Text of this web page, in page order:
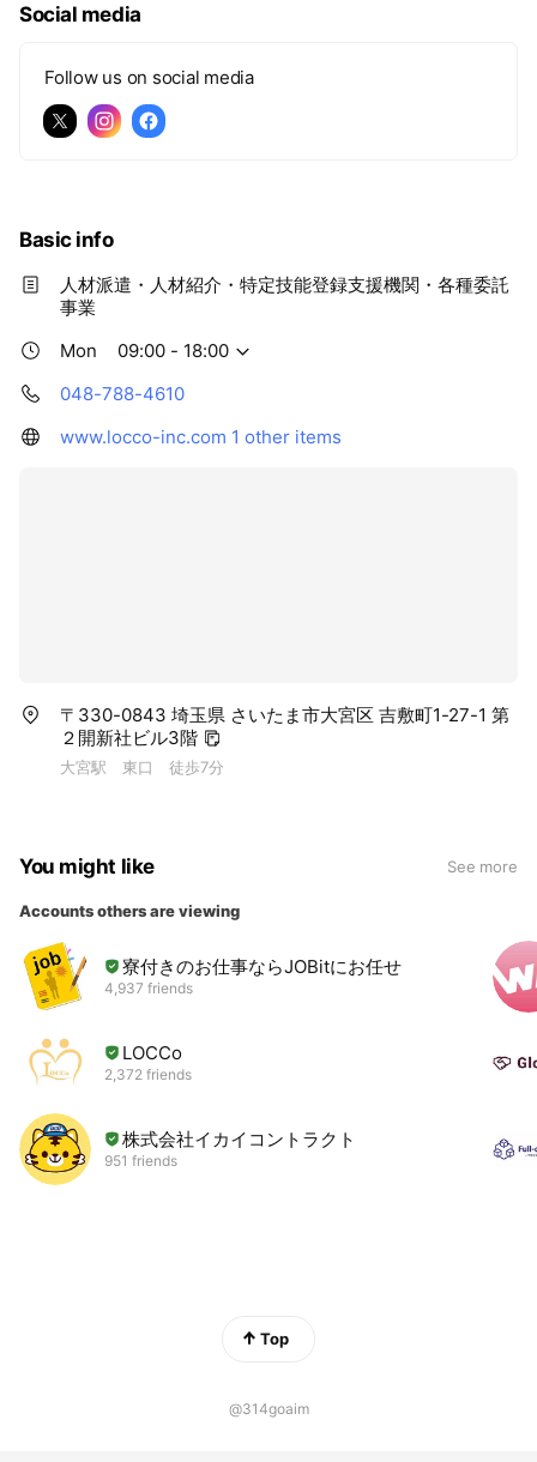
Social media
Follow us on social media
Basic info
人材派遣・人材紹介・特定技能登録支援機関・各種委託
事業
Mon
09:00 - 18:00
048-788-4610
www.locco-inc.com 1 other items
〒330-0843 埼玉県 さいたま市大宮区 吉敷町1-27-1 第
２開新社ビル3階
大宮駅 東口 徒歩7分
You might like See more
Accounts others are viewing
寮付きのお仕事ならJOBitにお任せ
4,937 friends
LOCCo
2,372 friends
株式会社イカイコントラクト
951 friends
Top
@314goaim